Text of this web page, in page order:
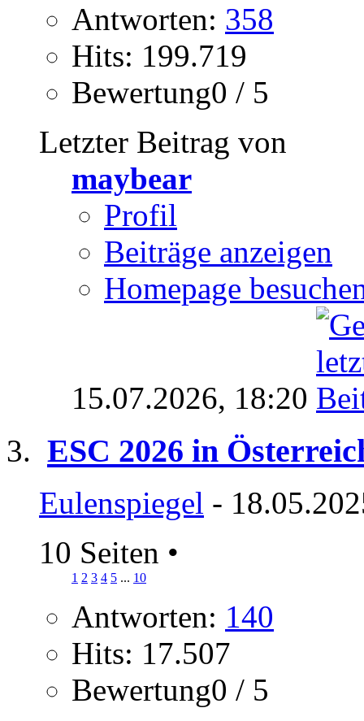
Antworten: 358
Hits: 199.719
Bewertung0 / 5
Letzter Beitrag von
maybear
Profil
Beiträge anzeigen
Homepage
15.07.2026, 18:20
ESC 2026 in
Eulenspiegel -
10 Seiten •
1 2 3 4 5 ... 10
Antworten: 140
Hits: 17.507
Bewertung0 / 5